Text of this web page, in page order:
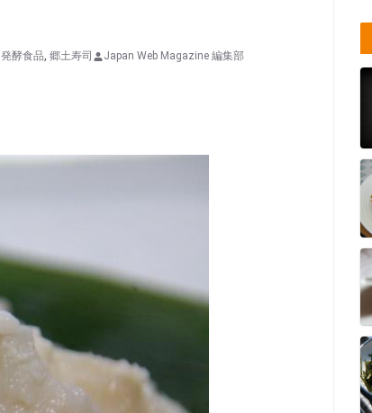
発酵食品, 郷土寿司 Japan Web Magazine 編集部